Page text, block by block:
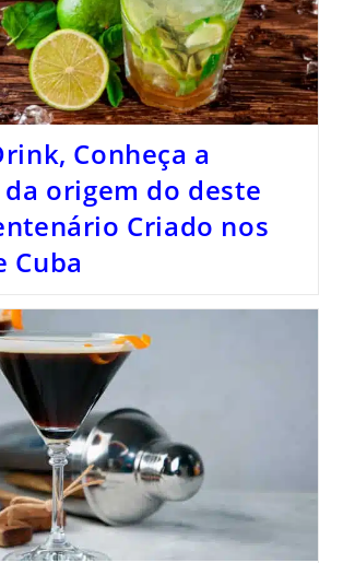
Conheça a
origem do deste
Criado nos
Cuba